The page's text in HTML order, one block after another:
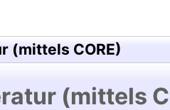
(mittels CORE)
(mittels